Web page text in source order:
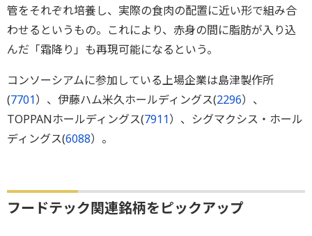
管をそれぞれ培養し、実際の食肉の配置に近い形で組み合
わせるというもの。これにより、赤身の間に脂肪が入り込
んだ「霜降り」も再現可能になるという。
コンソーシアムに参加している上場企業は島津製作所
(7701）、伊藤ハム米久ホールディングス(2296）、
TOPPANホールディングス(7911）、シグマクシス・ホール
ディングス(6088）。
フードテック関連銘柄をピックアップ